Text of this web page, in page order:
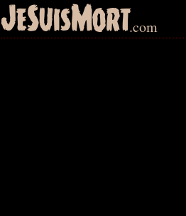
JeSuisMort.com